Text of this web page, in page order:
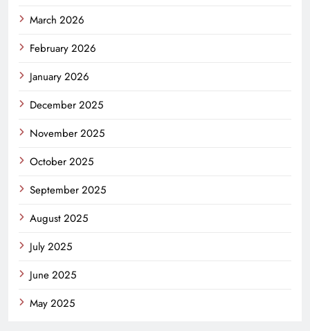
March 2026
February 2026
January 2026
December 2025
November 2025
October 2025
September 2025
August 2025
July 2025
June 2025
May 2025